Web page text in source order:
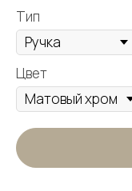
Тип
Цвет